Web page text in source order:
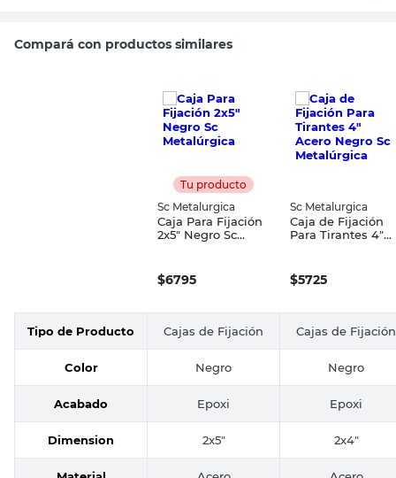
Compará con productos similares
Tu producto
Sc Metalurgica
Caja Para Fijación
2x5" Negro Sc
$6795
Sc Metalurgica
Caja de Fijación
Para Tirantes 4"
$5725
Tipo de Producto Cajas de Fijación Cajas de Fijación
Color Negro Negro
Acabado Epoxi Epoxi
Dimension 2x5" 2x4"